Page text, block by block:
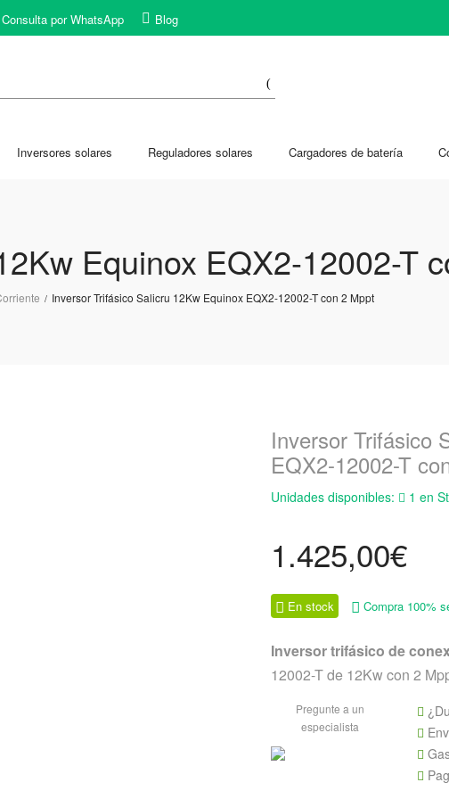
Consulta por WhatsApp Blog
Inversores solares Reguladores solares Cargadores de batería
Equinox EQX2-12002-T
/ Inversor Trifásico Salicru 12Kw Equinox EQX2-12002-T con 2 Mppt
Inversor Trifásico
EQX2-12002-T
Unidades disponibles: 1 en
1.425,00€
En stock Compra 100%
Inversor trifásico de
12002-T de 12Kw con 2
Pregunte a un
especialista